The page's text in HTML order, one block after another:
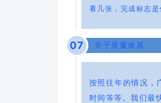
看几张，完成标志
07 关于质量体系
按照往年的情况，
时间等等。我们最